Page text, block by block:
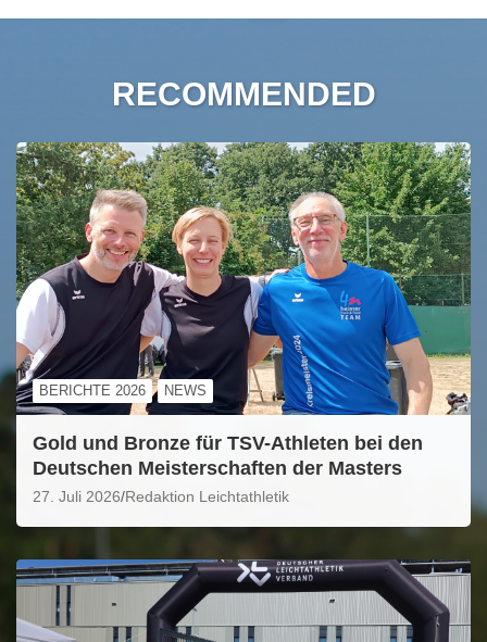
RECOMMENDED
BERICHTE 2026 NEWS
Gold und Bronze für TSV-Athleten bei den
Deutschen Meisterschaften der Masters
27. Juli 2026 Redaktion Leichtathletik